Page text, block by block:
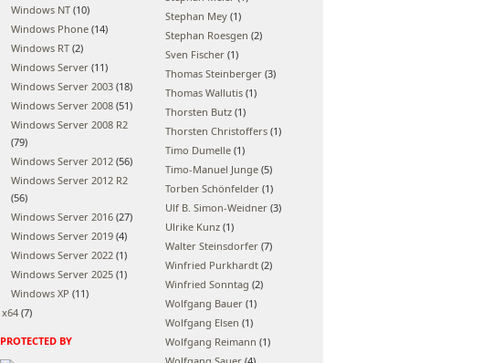
Windows NT (10)
Windows Phone (14)
Windows RT (2)
Windows Server (11)
Windows Server 2003 (18)
Windows Server 2008 (51)
Windows Server 2008 R2
(79)
Windows Server 2012 (56)
Windows Server 2012 R2
(56)
Windows Server 2016 (27)
Windows Server 2019 (4)
Windows Server 2022 (1)
Windows Server 2025 (1)
Windows XP (11)
x64 (7)
PROTECTED BY
Stephan Mey (1)
Stephan Roesgen (2)
Sven Fischer (1)
Thomas Steinberger (3)
Thomas Wallutis (1)
Thorsten Butz (1)
Thorsten Christoffers (1)
Timo Dumelle (1)
Timo-Manuel Junge (5)
Torben Schönfelder (1)
Ulf B. Simon-Weidner (3)
Ulrike Kunz (1)
Walter Steinsdorfer (7)
Winfried Purkhardt (2)
Winfried Sonntag (2)
Wolfgang Bauer (1)
Wolfgang Elsen (1)
Wolfgang Reimann (1)